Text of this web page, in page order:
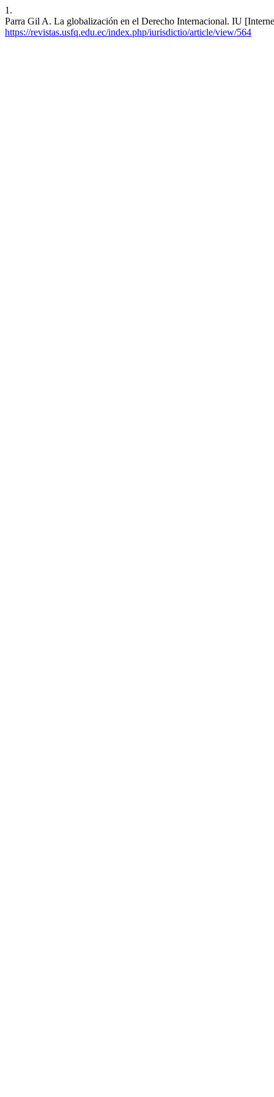
1.
Parra Gil A. La globalización en el Derecho Internacional. IU
https://revistas.usfq.edu.ec/index.php/iurisdictio/article/view/564